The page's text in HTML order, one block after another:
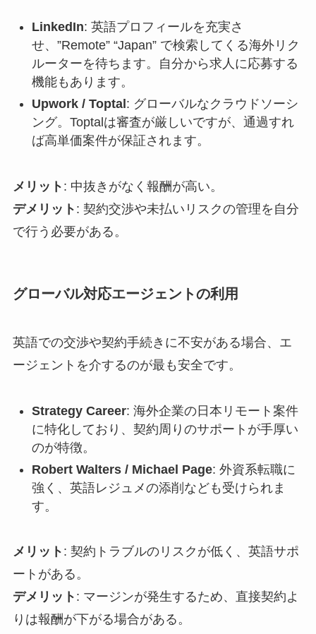
LinkedIn: 英語プロフィールを充実さ
せ、”Remote” “Japan” で検索してくる海外リク
ルーターを待ちます。自分から求人に応募する
機能もあります。
Upwork / Toptal: グローバルなクラウドソーシ
ング。Toptalは審査が厳しいですが、通過すれ
ば高単価案件が保証されます。
メリット : 中抜きがなく報酬が高い。
デメリット : 契約交渉や未払いリスクの管理を自分
で行う必要がある。
グローバル対応エージェントの利用
英語での交渉や契約手続きに不安がある場合、エ
ージェントを介するのが最も安全です。
Strategy Career: 海外企業の日本リモート案件
に特化しており、契約周りのサポートが手厚い
のが特徴。
Robert Walters / Michael Page: 外資系転職に
強く、英語レジュメの添削なども受けられま
す。
メリット : 契約トラブルのリスクが低く、英語サポ
ートがある。
デメリット : マージンが発生するため、直接契約よ
りは報酬が下がる場合がある。